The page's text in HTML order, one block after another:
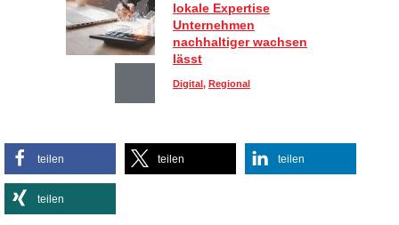
lokale Expertise
Unternehmen
nachhaltiger wachsen
lässt
Digital, Regional
Sportlich, aber stylisch:
So kombinieren Sie
teilen teilen teilen
teilen